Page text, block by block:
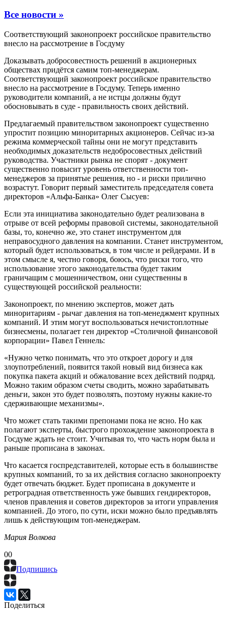
Все новости »
Соответствующий законопроект российское правительство
внесло на рассмотрение в Госдуму
Доказывать добросовестность решений в акционерных
обществах придётся самим топ-менеджерам.
Соответствующий законопроект российское правительство
внесло на рассмотрение в Госдуму. Теперь именно
руководители компаний, а не истцы должны будут
обосновывать в суде - правильность своих действий.
Предлагаемый правительством законопроект существенно
упростит позицию миноритарных акционеров. Сейчас из-за
режима коммерческой тайны они не могут представить
необходимых доказательств недобросовестных действий
руководства. Участники рынка не спорят - документ
существенно повысит уровень ответственности топ-
менеджеров за принятые решения, но - и риски прилично
возрастут. Говорит первый заместитель председателя совета
директоров «Альфа-Банка» Олег Сысуев:
Если эта инициатива законодательно будет реализована в
отрыве от всей реформы правовой системы, законодательной
базы, то, конечно же, это станет инструментом для
неправосудного давления на компании. Станет инструментом,
который будет использоваться, в том числе и рейдерами. И в
этом смысле я, честно говоря, боюсь, что риски того, что
использование этого законодательства будет таким
граничащим с мошенничеством, они существенны в
существующей российской реальности:
Законопроект, по мнению экспертов, может дать
миноритариям - рычаг давления на топ-менеджмент крупных
компаний. И этим могут воспользоваться нечистоплотные
бизнесмены, полагает ген директор «Столичной финансовой
корпорации» Павел Геннель:
«Нужно четко понимать, что это откроет дорогу и для
злоупотреблений, появится такой новый вид бизнеса как
покупка пакета акций и обжалование всех действий подряд.
Можно таким образом счеты сводить, можно зарабатывать
деньги, закон это будет позволять, поэтому нужны какие-то
сдерживающие механизмы».
Что может стать такими препонами пока не ясно. Но как
полагают эксперты, быстрого прохождение законопроекта в
Госдуме ждать не стоит. Учитывая то, что часть норм была и
раньше прописана в законах.
Что касается госпредставителей, которые есть в большинстве
крупных компаний, то за их действия согласно законопроекту
будет отвечать бюджет. Будет прописана в документе и
ретроградная ответственность уже бывших гендиректоров,
членов правления и советов директоров за итоги управления
компанией. До этого, по сути, иски можно было предъявлять
лишь к действующим топ-менеджерам.
Мария Волкова
00
Подпишись
Поделиться